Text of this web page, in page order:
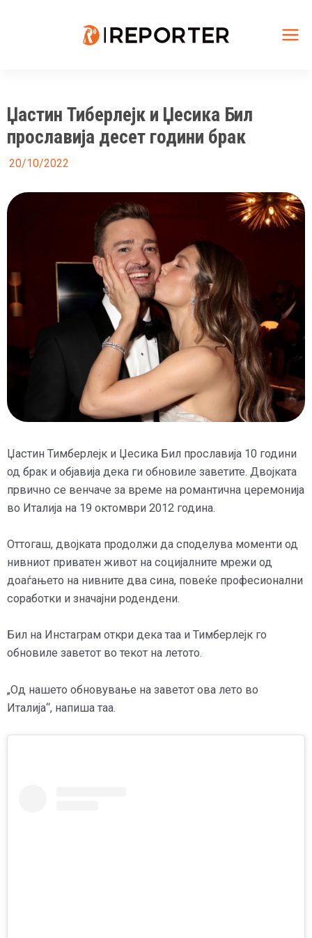
Џастин Тиберлејк и Џесика Бил
прославија десет години брак
20/10/2022
Џастин Тимберлејк и Џесика Бил прославија 10 години
од брак и објавија дека ги обновиле заветите. Двојката
првично се венчаче за време на романтична церемонија
во Италија на 19 октомври 2012 година.
Оттогаш, двојката продолжи да споделува моменти од
нивниот приватен живот на социјалните мрежи од
доаѓањето на нивните два сина, повеќе професионални
соработки и значајни родендени.
Бил на Инстаграм откри дека таа и Тимберлејк го
обновиле заветот во текот на летото.
„Од нашето обновување на заветот ова лето во
Италија“, напиша таа.